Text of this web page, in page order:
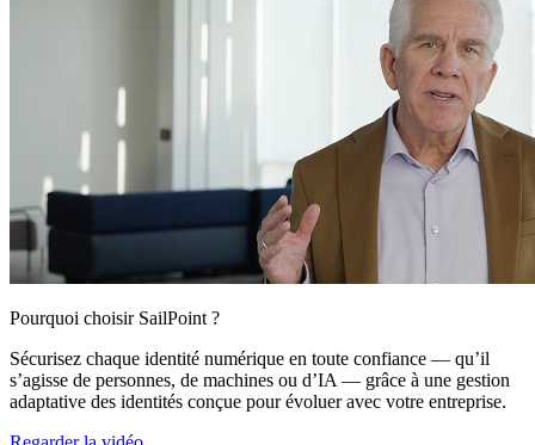
Pourquoi choisir SailPoint ?
Sécurisez chaque identité numérique en toute confiance — qu’il
s’agisse de personnes, de machines ou d’IA — grâce à une gestion
adaptative des identités conçue pour évoluer avec votre entreprise.